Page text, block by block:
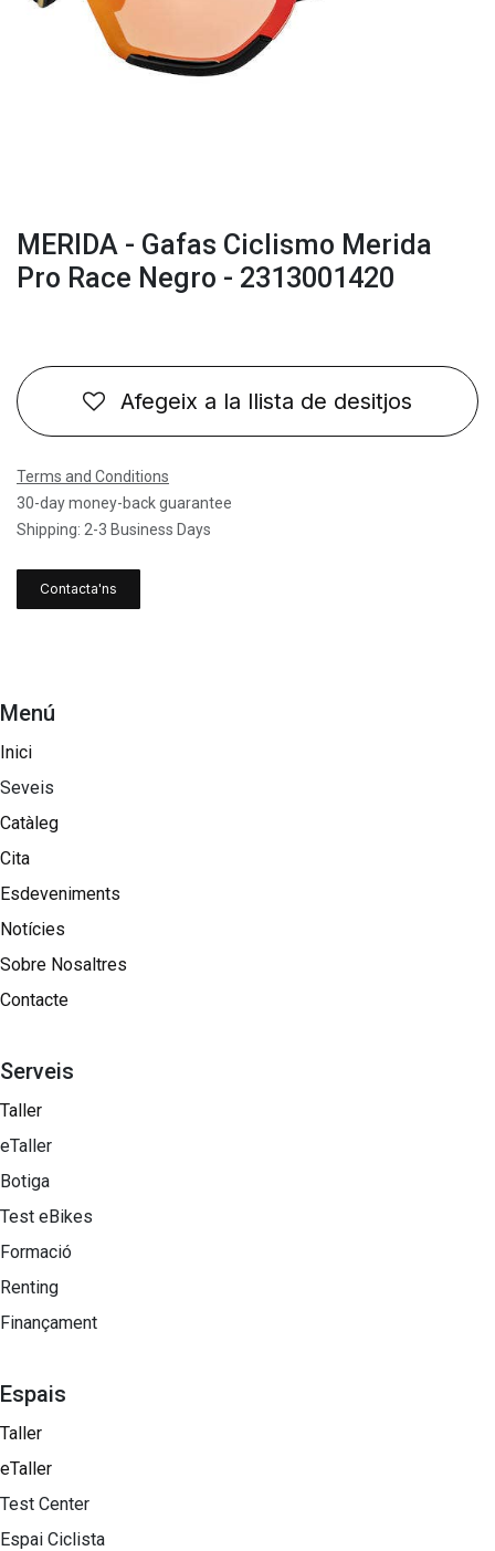
MERIDA - Gafas Ciclismo Merida
Pro Race Negro - 2313001420
Afegeix a la llista de desitjos
Terms and Conditions
30-day money-back guarantee
Shipping: 2-3 Business Days
Contacta'ns
Menú
Inici
Seveis
Catàleg
Cita
Esdeveniments
Notícies
Sobre Nosaltres​
Contacte
Serveis
Taller
eTaller
Botiga
Test eBikes
Formació
Renting
Finançament
Espais
Taller
eTaller
Test Center
Espai Ciclista